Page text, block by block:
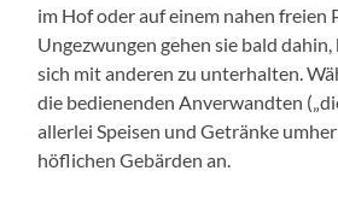
im Hof oder auf einem nahen freien
Ungezwungen gehen sie bald
sich mit anderen zu unterhalten.
die bedienenden Anverwandten
allerlei Speisen und Getränke
höflichen Gebärden an.